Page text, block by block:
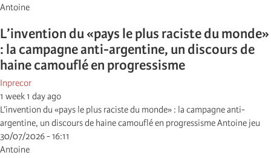
Antoine
L’invention du «pays le plus raciste du monde»
: la campagne anti-argentine, un discours de
haine camouflé en progressisme
Inprecor
1 week 1 day ago
L’invention du «pays le plus raciste du monde» : la campagne anti-
argentine, un discours de haine camouflé en progressisme Antoine jeu
30/07/2026 - 16:11
Antoine